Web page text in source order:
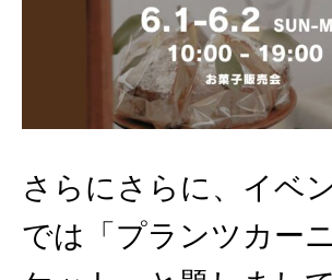
さらにさらに、イベ
では「プランツカー